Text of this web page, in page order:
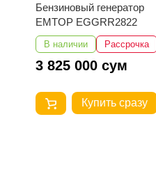
Сварочный полуавтомат
EMTOP EFC1352 без газа
В наличии Рассрочка
1 337 500 сум
Купить сразу